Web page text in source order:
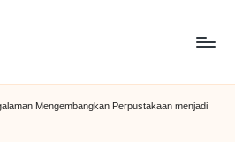
Mengembangkan Perpustakaan menjadi